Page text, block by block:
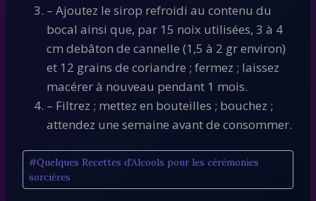
– Ajoutez le sirop refroidi au contenu du
bocal ainsi que, par 15 noix utilisées, 3 à 4
cm debâton de cannelle (1,5 à 2 gr environ)
et 12 grains de coriandre ; fermez ; laissez
macérer à nouveau pendant 1 mois.
– Filtrez ; mettez en bouteilles ; bouchez ;
attendez une semaine avant de consommer.
Étiquettes
de
la
#Quelques Recettes d'Alcools pour les cérémonies
sorcières